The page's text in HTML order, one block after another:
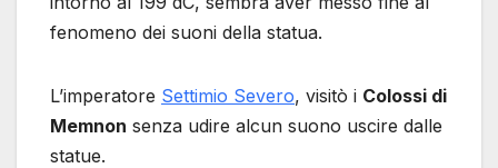
fenomeno dei suoni della statua.
L’imperatore Settimio Severo, visitò i Colossi di
Memnon senza udire alcun suono uscire dalle
statue.